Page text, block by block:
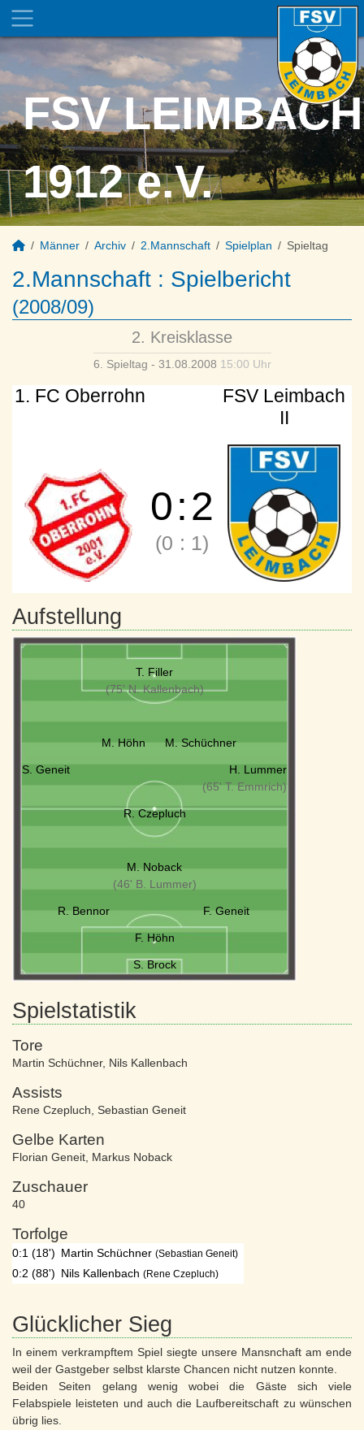
FSV LEIMBACH
1912 e.V.
Männer Archiv 2.Mannschaft Spielplan Spieltag
2.Mannschaft : Spielbericht
(2008/09)
2. Kreisklasse
6. Spieltag - 31.08.2008 15:00 Uhr
1. FC Oberrohn
FSV Leimbach
II
0:2
(0 : 1)
Aufstellung
T. Filler
(75' N. Kallenbach)
M. Höhn M. Schüchner
S. Geneit
H. Lummer
(65' T. Emmrich)
R. Czepluch
M. Noback
(46' B. Lummer)
R. Bennor F. Geneit
F. Höhn
S. Brock
Spielstatistik
Tore
Martin Schüchner, Nils Kallenbach
Assists
Rene Czepluch Sebastian Geneit
Gelbe Karten
Florian Geneit Markus Noback
Zuschauer
40
Torfolge
0:1 (18') Martin Schüchner (Sebastian Geneit)
0:2 (88') Nils Kallenbach (Rene Czepluch)
Glücklicher Sieg
In einem verkrampftem Spiel siegte unsere Mansnchaft am ende
weil der Gastgeber selbst klarste Chancen nicht nutzen konnte.
Beiden Seiten gelang wenig wobei die Gäste sich viele
Felabspiele leisteten und auch die Laufbereitschaft zu wünschen
übrig lies.